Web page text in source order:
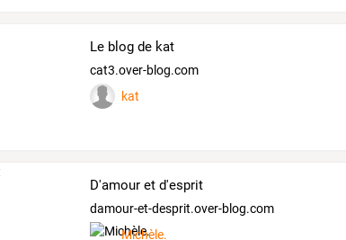
Le blog de kat
cat3.over-blog.com
kat
D'amour et d'esprit
damour-et-desprit.over-blog.com
Michèle.